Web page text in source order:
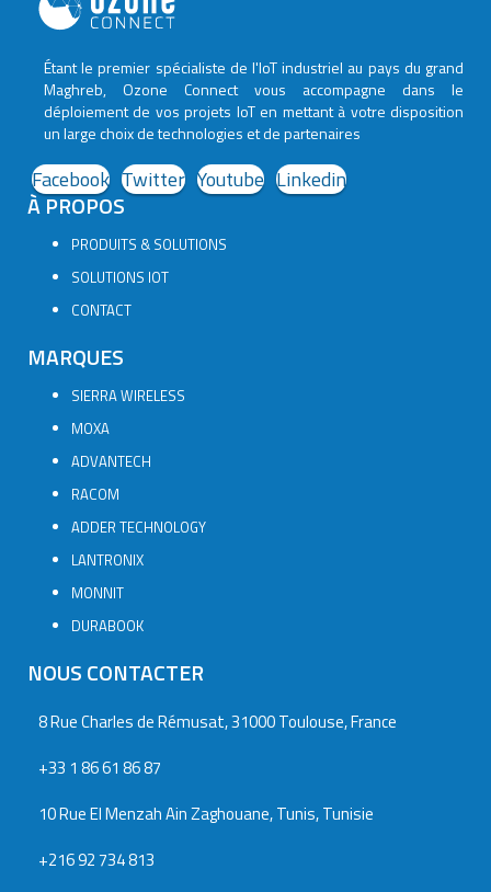
Étant le premier spécialiste de l'IoT industriel au pays du grand
Maghreb, Ozone Connect vous accompagne dans le
déploiement de vos projets IoT en mettant à votre disposition
un large choix de technologies et de partenaires
Facebook Twitter Youtube Linkedin
À PROPOS
PRODUITS & SOLUTIONS
SOLUTIONS IOT
CONTACT
MARQUES
SIERRA WIRELESS
MOXA
ADVANTECH
RACOM
ADDER TECHNOLOGY
LANTRONIX
MONNIT
DURABOOK
NOUS CONTACTER
8 Rue Charles de Rémusat, 31000 Toulouse, France
+33 1 86 61 86 87
10 Rue El Menzah Ain Zaghouane, Tunis, Tunisie
+216 92 734 813